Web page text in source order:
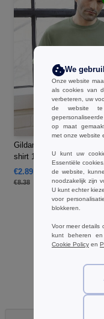
Gildan GN650 - Korte
shirt 180
€2.89
€8.38
We
Onze website
als cookies van
verbeteren, uw
de website
op maat
met onze website
U kunt uw
Essentiële
de website,
noodzakelijk zijn
U kunt echter
voor
blokkeren.
Voor meer details
kunt beheren
Cookie Policy en